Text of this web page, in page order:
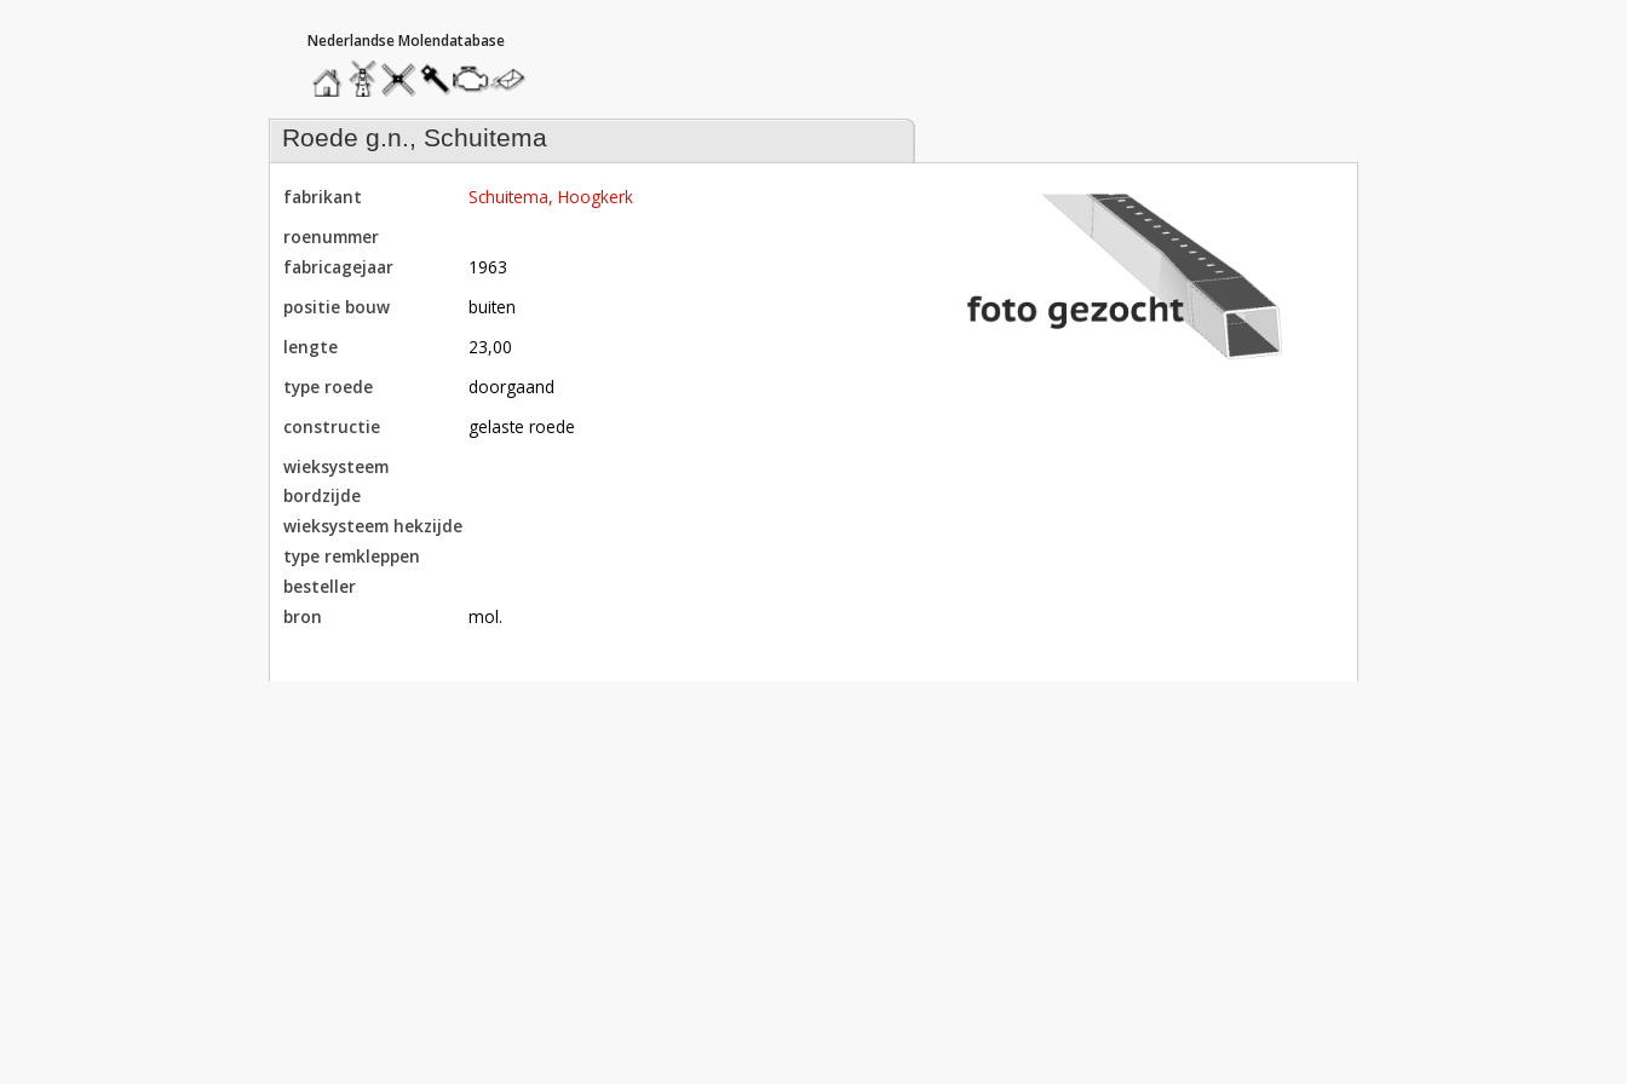
hoofdmenu
homemolendatabase
roedendatabase
assendatabase
motorendatabase
stuur
een
bericht
roede g.n., Schuitema
fabrikant
Schuitema, Hoogkerk
roenummer
fabricagejaar
1963
positie bouw
buiten
lengte
23,00
type roede
doorgaand
constructie
gelaste roede
wieksysteem
bordzijde
wieksysteem hekzijde
type remkleppen
besteller
bron